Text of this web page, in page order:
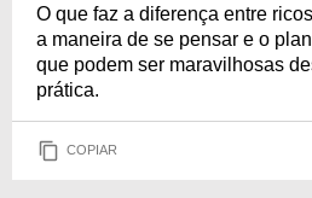
O que faz a diferença entre
a maneira de se pensar e o
que podem ser maravilhosas
prática.
COPIAR